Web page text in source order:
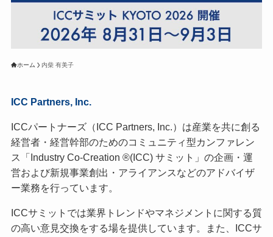
ホーム 内柴 有美子
ICC Partners, Inc.
ICCパートナーズ（ICC Partners, Inc.）は産業を共に創る
経営者・経営幹部のためのコミュニティ型カンファレン
ス「Industry Co-Creation ®(ICC) サミット」の企画・運
営および新規事業創出・アライアンスなどのアドバイザ
ー業務を行っています。
ICCサミットでは業界トレンドやマネジメントに関する質
の高い意見交換をする場を提供しています。また、ICCサ